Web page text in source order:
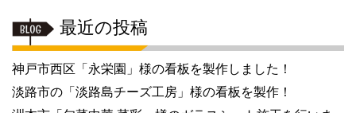
最近の投稿
神戸市西区「永栄園」様の看板を製作しました！
淡路市の「淡路島チーズ工房」様の看板を製作！